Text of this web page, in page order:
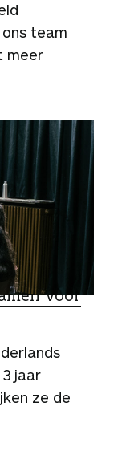
team
meer
voor
jaar
ze de